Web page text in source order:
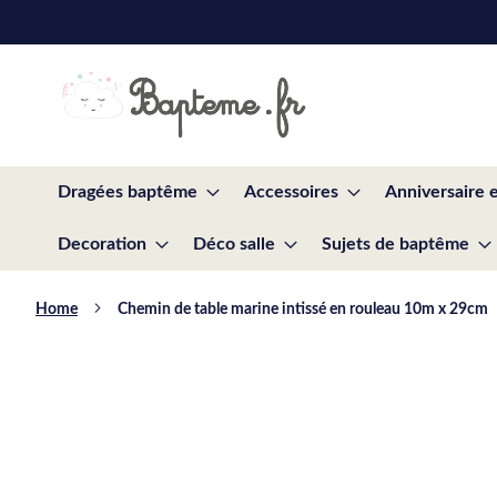
to
Dragées baptême Accessoires Anniversaire
Decoration Déco salle Sujets de baptême
Home Chemin de table marine intissé en rouleau 10m x 29cm